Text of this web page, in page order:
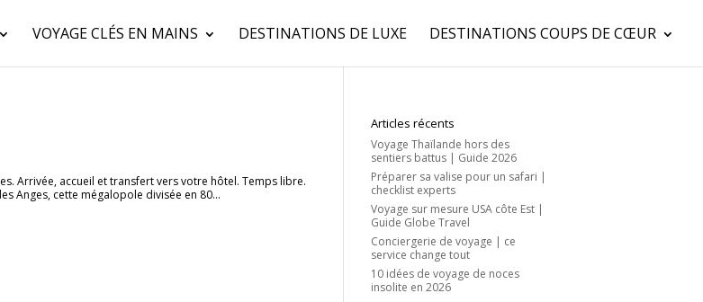
VOYAGE CLÉS EN MAINS DESTINATIONS DE LUXE DESTINATIONS COUPS DE CŒUR
Arrivée, accueil et transfert vers votre hôtel. Temps libre.
Anges, cette mégalopole divisée en 80...
Articles récents
Voyage Thaïlande hors des
sentiers battus | Guide 2026
Préparer sa valise pour un safari |
checklist experts
Voyage sur mesure USA côte Est |
Guide Globe Travel
Conciergerie de voyage | ce
service change tout
10 idées de voyage de noces
insolite en 2026